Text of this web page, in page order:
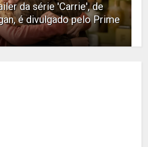
da série 'Carrie', de
é divulgado pelo Prime